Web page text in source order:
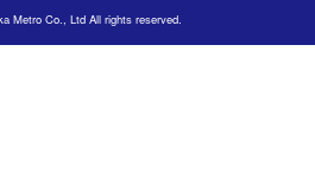
Metro Co., Ltd All rights reserved.